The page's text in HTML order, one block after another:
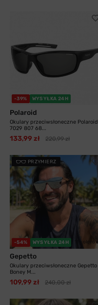
-39% WYSYŁKA 24H
Polaroid
Okulary przeciwsłoneczne Polaroid
7029 807 68...
133,99 zł 220,99 zł
PRZYMIERZ
-54% WYSYŁKA 24H 11 kolorów
Gepetto
Okulary przeciwsłoneczne Gepetto
Boney M...
109,99 zł 240,00 zł